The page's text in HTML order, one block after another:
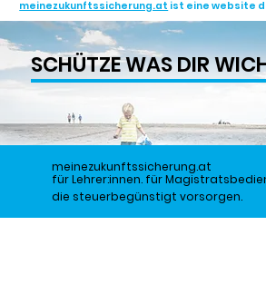
meinezukunftssicherung.at ist eine website
SCHÜTZE WAS DIR
meinezukunftssicherung.at
für Lehrer:innen. für
die steuerbegünstigt vorsorgen.